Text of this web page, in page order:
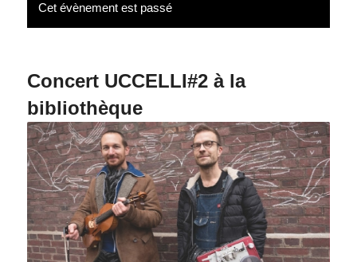
Cet évènement est passé
Concert UCCELLI#2 à la
bibliothèque